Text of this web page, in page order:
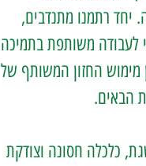
יחד רתמנו מתנדבים,
לעבודה משותפת בתמיכה
מימוש החזון המשותף של
הבאים.
כלכלה חסונה וצודקת